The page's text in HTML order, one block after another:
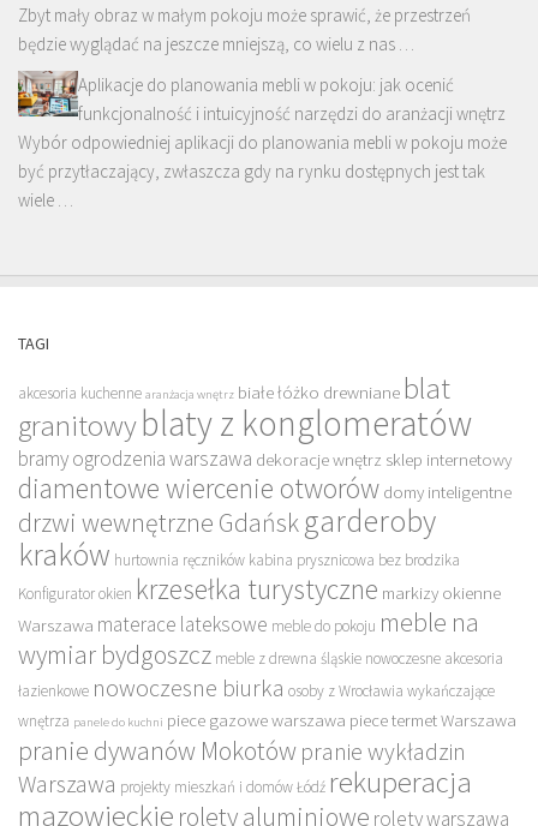
Zbyt mały obraz w małym pokoju może sprawić, że przestrzeń
będzie wyglądać na jeszcze mniejszą, co wielu z nas …
Aplikacje do planowania mebli w pokoju: jak ocenić
funkcjonalność i intuicyjność narzędzi do aranżacji wnętrz
Wybór odpowiedniej aplikacji do planowania mebli w pokoju może
być przytłaczający, zwłaszcza gdy na rynku dostępnych jest tak
wiele …
TAGI
akcesoria kuchenne aranżacja wnętrz białe łóżko drewniane blat
granitowyblaty z konglomeratów
bramy ogrodzenia warszawa dekoracje wnętrz sklep internetowy
diamentowe wiercenie otworów domy inteligentne
drzwi wewnętrzne Gdańsk garderoby
kraków hurtownia ręczników kabina prysznicowa bez brodzika
Konfigurator okien krzesełka turystyczne markizy okienne
Warszawa materace lateksowe meble do pokoju meble na
wymiar bydgoszcz meble z drewna śląskie nowoczesne akcesoria
łazienkowe nowoczesne biurka osoby z Wrocławia wykańczające
wnętrza panele do kuchni piece gazowe warszawa piece termet Warszawa
pranie dywanów Mokotów pranie wykładzin
Warszawa projekty mieszkań i domów Łódź rekuperacja
mazowieckie rolety aluminiowe rolety warszawa